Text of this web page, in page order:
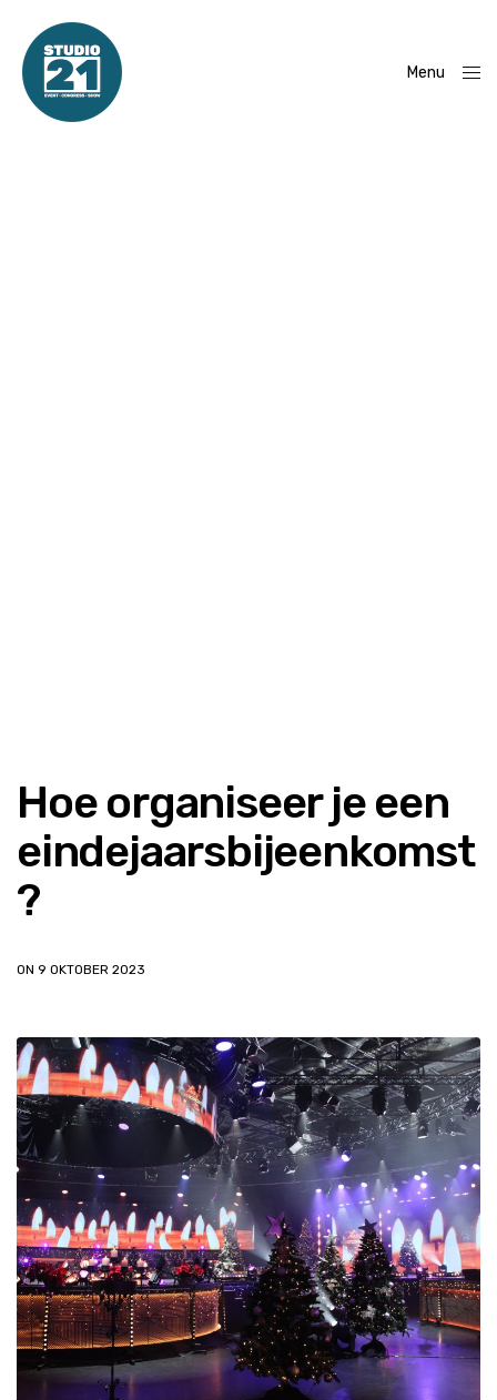
Menu
Hoe organiseer je een
eindejaarsbijeenkomst
?
ON 9 OKTOBER 2023